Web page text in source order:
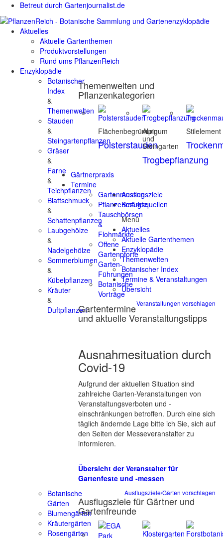
Betreut durch Gartenjournalist.de
Aktuelles
Aktuelle Gartenthemen
Produktvorstellungen
Rund ums PflanzenReich
Enzyklopädie
Botanischer
Index
&
Themenwelten
Stauden
&
Steingartenpflanzen
Gräser
&
Farne
&
Teichpflanzen
Blattschmuck
&
Schattenpflanzen
Laubgehölze
&
Nadelgehölze
Sommerblumen
&
Kübelpflanzen
Kräuter
&
Duftpflanzen
Themenwelten und
Pflanzenkategorien
Flächenbegrünung
Polsterstauden
Alpinum
und
Steingarten
Trogbepflanzung
Stilelement
Gärtnerpraxis
Termine
Gartenmessen
Pflanzenmärkte
Tauschbörsen
&
Flohmärkte
Offene
Gartenpforte
Garten-
Führungen
Botanische
Vorträge
Veranstaltungen vorschlagen
Gartentermine
und aktuelle Veranstaltungstipps
Ausnahmesituation durch
Covid-19
Aufgrund der aktuellen Situation sind
zahlreiche Garten-Veranstaltungen von
Veranstaltungsverboten und -
einschränkungen betroffen. Durch eine sich
täglich ändernde Lage bitte ich Sie, sich auf
den Seiten der Messeveranstalter zu
informieren.
Übersicht der Veranstalter für
Gartenfeste und -messen
Ausflugsziele
Botanische
Gärten
Blumengärten
Kräutergärten
Rosengärten
Ausflugsziele/Gärten vorschlagen
Ausflugsziele für Gärtner und
Gartenfreunde
Bezugsquellen
Menü
Aktuelles
Aktuelle Gartenthemen
Enzyklopädie
Themenwelten
Botanischer Index
Termine & Veranstaltungen
Übersicht